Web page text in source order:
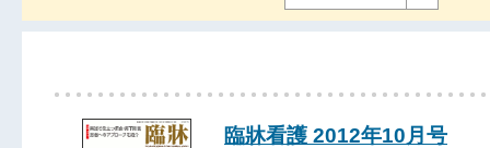
臨牀看護 2012年10月号